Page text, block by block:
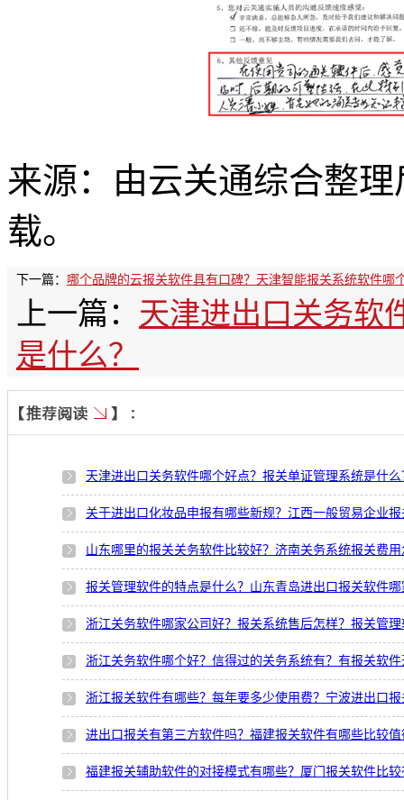
来源：由云关通综合整
载。
下一篇： 哪个品牌的云报关软件具有口碑？天津智能报关系统软件哪
上一篇： 天津进出口关务软
是什么？
天津进出口关务软件哪个好点？报关单证管理系统是什么
关于进出口化妆品申报有哪些新规？江西一般贸易企业
山东哪里的报关关务软件比较好？济南关务系统报关费
报关管理软件的特点是什么？山东青岛进出口报关软件
浙江关务软件哪家公司好？报关系统售后怎样？报关管
浙江关务软件哪个好？信得过的关务系统有？有报关软
浙江报关软件有哪些？每年要多少使用费？宁波进出口
进出口报关有第三方软件吗？福建报关软件有哪些比较
福建报关辅助软件的对接模式有哪些？厦门报关软件比